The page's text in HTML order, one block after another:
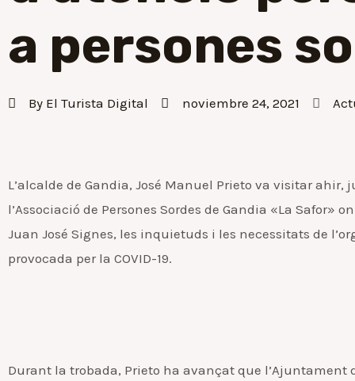
a persones
By El Turista Digital noviembre 24, 2021
L’alcalde de Gandia, José Manuel Prieto va visitar
l’Associació de Persones Sordes de Gandia «La
Juan José Signes, les inquietuds i les necessitats de
provocada per la COVID-19.
Durant la trobada, Prieto ha avançat que